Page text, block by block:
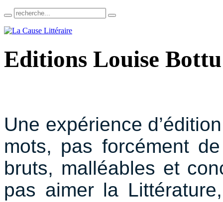
Editions Louise Bottu
Une expérience
mots, pas forcément
bruts, malléables et
pas aimer la